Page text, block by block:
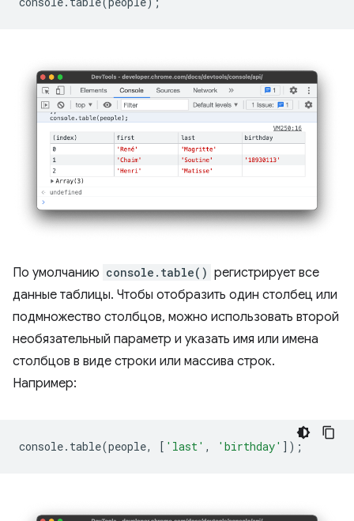
По умолчанию console.table() регистрирует все
данные таблицы. Чтобы отобразить один столбец или
подмножество столбцов, можно использовать второй
необязательный параметр и указать имя или имена
столбцов в виде строки или массива строк.
Например:
console. table(people, [ 'last' , 'birthday' ]);